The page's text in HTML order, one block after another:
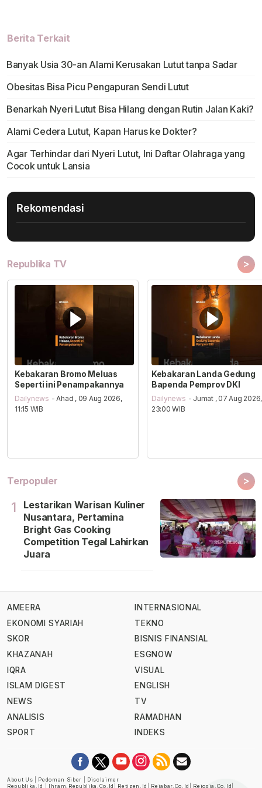
Berita Terkait
Banyak Usia 30-an Alami Kerusakan Lutut tanpa Sadar
Obesitas Bisa Picu Pengapuran Sendi Lutut
Benarkah Nyeri Lutut Bisa Hilang dengan Rutin Jalan Kaki?
Alami Cedera Lutut, Kapan Harus ke Dokter?
Agar Terhindar dari Nyeri Lutut, Ini Daftar Olahraga yang
Cocok untuk Lansia
Rekomendasi
Republika TV >
Kebakaran Bromo Meluas
Seperti ini Penampakannya
Dailynews - Ahad , 09 Aug 2026,
11:15 WIB
Kebakaran Landa Gedung
Bapenda Pemprov DKI
Dailynews - Jumat , 07 Aug 2026,
23:00 WIB
Terpopuler >
1
Lestarikan Warisan Kuliner
Nusantara, Pertamina
Bright Gas Cooking
Competition Tegal Lahirkan
Juara
AMEERA
EKONOMI SYARIAH
SKOR
KHAZANAH
IQRA
ISLAM DIGEST
NEWS
ANALISIS
SPORT
INTERNASIONAL
TEKNO
BISNIS FINANSIAL
ESGNOW
VISUAL
ENGLISH
TV
RAMADHAN
INDEKS
About Us Pedoman Siber
Disclaimer
Republika.id
Ihram.republika.co.id Retizen.id Rejabar.co.id Rejogja.co.id